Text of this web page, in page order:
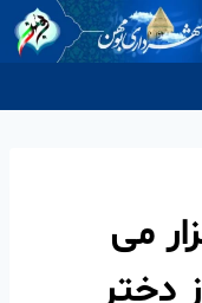
می
دختر